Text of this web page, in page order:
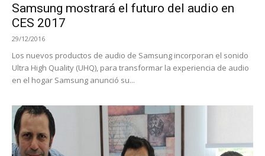
Samsung mostrará el futuro del audio en
CES 2017
29/12/2016
Los nuevos productos de audio de Samsung incorporan el sonido
Ultra High Quality (UHQ), para transformar la experiencia de audio
en el hogar Samsung anunció su...